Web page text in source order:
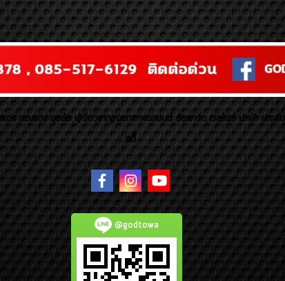
ง ของแต่ง ชุดล้อ ผู้เชี่ยวชาญเฉพาะทางรถยนต์ อัลพาร์ด เวลไฟร์ นำเข้า ประ
สตี้
@godtowa